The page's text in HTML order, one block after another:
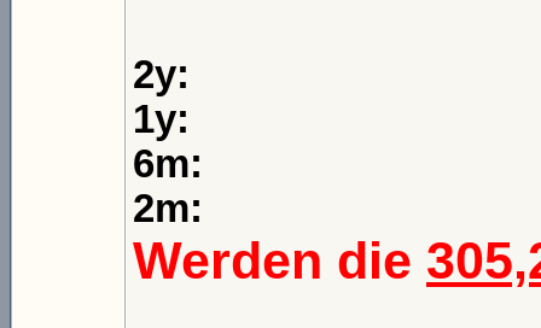
2y:
1y:
6m:
2m:
Werden die